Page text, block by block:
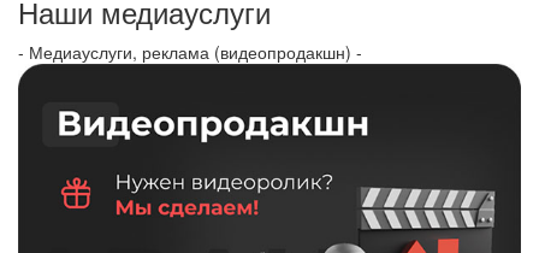
Наши медиауслуги
- Медиауслуги, реклама (видеопродакшн) -